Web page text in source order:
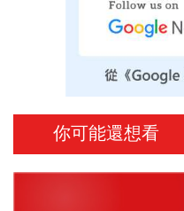
你可能還想看